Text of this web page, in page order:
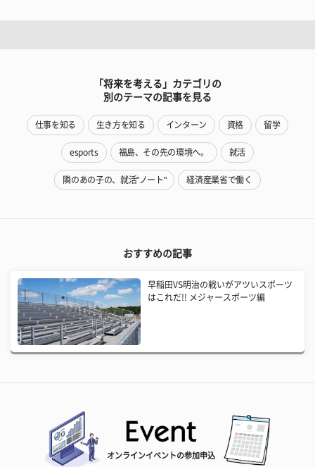
「将来を考える」カテゴリの
別のテーマの記事を見る
仕事を知る 生き方を知る インターン 資格 留学
esports 福島、その先の環境へ。 就活
隣のあの子の、就活"ノート" 経済産業省で働く
おすすめの記事
早稲田VS明治の戦いがアツいスポーツ
はこれだ!! メジャースポーツ編
オンラインイベントの参加申込